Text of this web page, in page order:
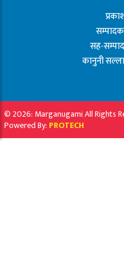
सह-
कानुनी
© 2026: Marganugami All Rights
Powered By: PROTECH